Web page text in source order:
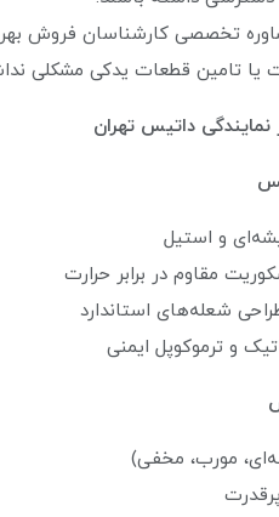
تخصصی کارشناسان فروش
یا تامین قطعات یدکی مشکلی
داتیس تهران
و استیل
مقاوم در برابر حرارت
شعله‌های استاندارد
و ترموکوپل ایمنی
مورب، مخفی)